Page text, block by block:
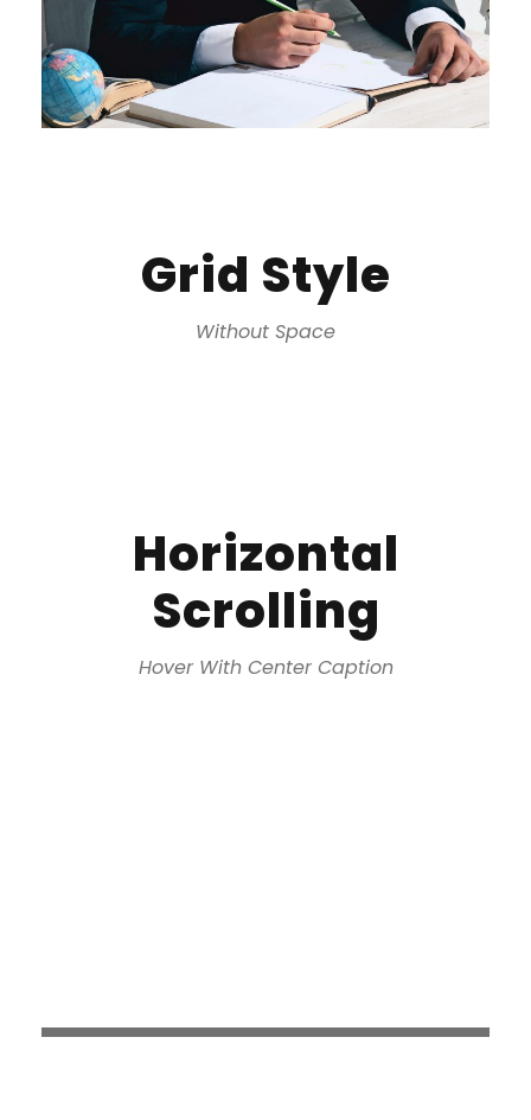
Grid Style
Without Space
Horizontal
Scrolling
Hover With Center Caption